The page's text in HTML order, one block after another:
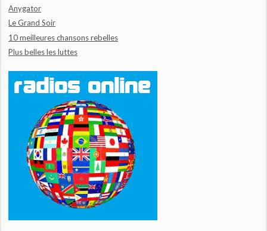
Anygator
Le Grand Soir
10 meilleures chansons rebelles
Plus belles les luttes